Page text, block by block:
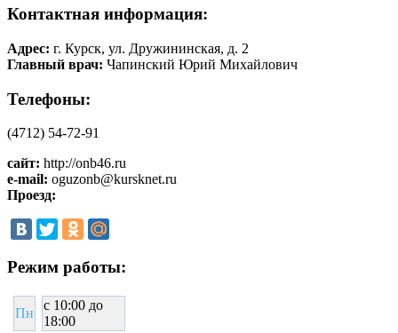
Контактная информация:
Адрес: г. Курск, ул. Дружининская, д. 2
Главный врач: Чапинский Юрий Михайлович
Телефоны:
(4712) 54-72-91
сайт: http://onb46.ru
e-mail: oguzonb@kursknet.ru
Проезд:
Режим работы:
Пн
c 10:00 до
18:00